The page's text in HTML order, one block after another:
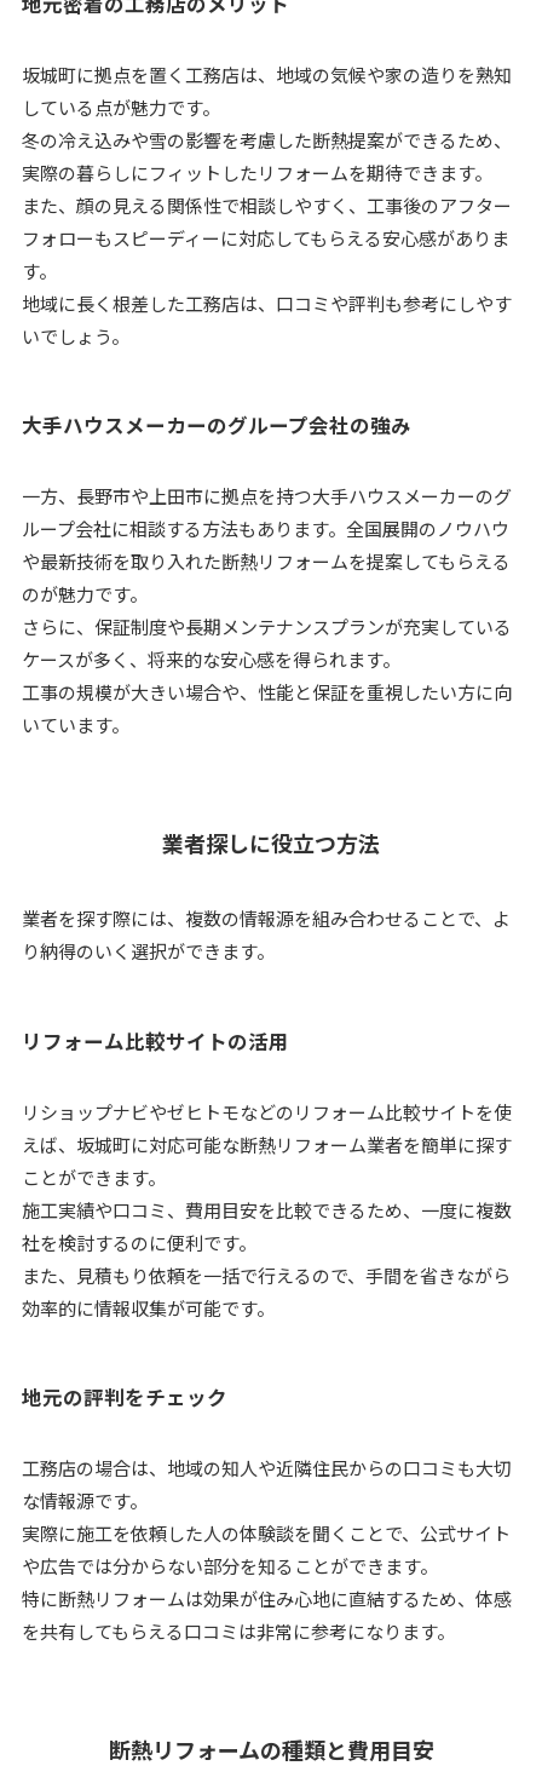
坂城町に拠点を置く工務店は、地域の気候や家の造りを熟知
している点が魅力です。
冬の冷え込みや雪の影響を考慮した断熱提案ができるため、
実際の暮らしにフィットしたリフォームを期待できます。
また、顔の見える関係性で相談しやすく、工事後のアフター
フォローもスピーディーに対応してもらえる安心感がありま
す。
地域に長く根差した工務店は、口コミや評判も参考にしやす
いでしょう。
大手ハウスメーカーのグループ会社の強み
一方、長野市や上田市に拠点を持つ大手ハウスメーカーのグ
ループ会社に相談する方法もあります。全国展開のノウハウ
や最新技術を取り入れた断熱リフォームを提案してもらえる
のが魅力です。
さらに、保証制度や長期メンテナンスプランが充実している
ケースが多く、将来的な安心感を得られます。
工事の規模が大きい場合や、性能と保証を重視したい方に向
いています。
業者探しに役立つ方法
業者を探す際には、複数の情報源を組み合わせることで、よ
り納得のいく選択ができます。
リフォーム比較サイトの活用
リショップナビやゼヒトモなどのリフォーム比較サイトを使
えば、坂城町に対応可能な断熱リフォーム業者を簡単に探す
ことができます。
施工実績や口コミ、費用目安を比較できるため、一度に複数
社を検討するのに便利です。
また、見積もり依頼を一括で行えるので、手間を省きながら
効率的に情報収集が可能です。
地元の評判をチェック
工務店の場合は、地域の知人や近隣住民からの口コミも大切
な情報源です。
実際に施工を依頼した人の体験談を聞くことで、公式サイト
や広告では分からない部分を知ることができます。
特に断熱リフォームは効果が住み心地に直結するため、体感
を共有してもらえる口コミは非常に参考になります。
断熱リフォームの種類と費用目安